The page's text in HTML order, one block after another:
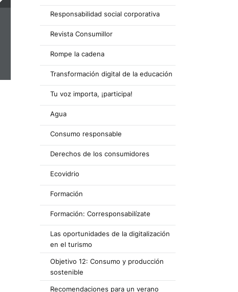
Responsabilidad social corporativa
Revista Consumillor
Rompe la cadena
Transformación digital de la educación
Tu voz importa, ¡participa!
Agua
Consumo responsable
Derechos de los consumidores
Ecovidrio
Formación
Formación: Corresponsabilízate
Las oportunidades de la digitalización
en el turismo
Objetivo 12: Consumo y producción
sostenible
Recomendaciones para un verano